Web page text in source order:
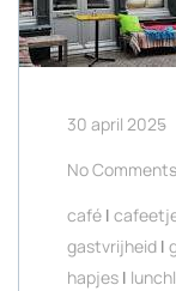
30 april 2025
No Comments
café |
gastvrijheid |
hapjes |